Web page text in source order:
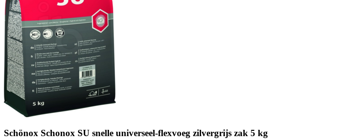
Schönox Schonox SU snelle universeel-flexvoeg zilvergrijs zak 5 kg